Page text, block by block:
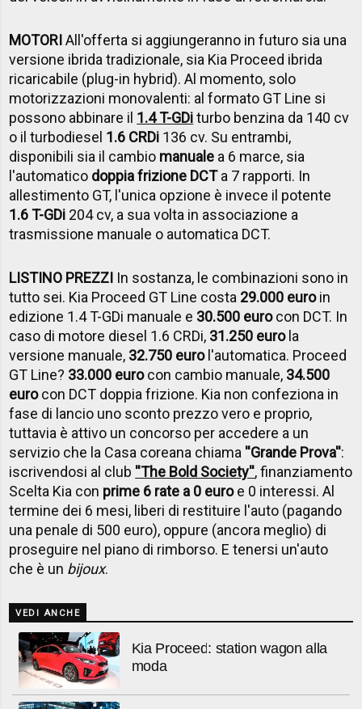
MOTORI All'offerta si aggiungeranno in futuro sia una
versione ibrida tradizionale, sia Kia Proceed ibrida
ricaricabile (plug-in hybrid). Al momento, solo
motorizzazioni monovalenti: al formato GT Line si
possono abbinare il 1.4 T-GDiturbo benzina da 140 cv
o il turbodiesel 1.6 CRDi 136 cv. Su entrambi,
disponibili sia il cambio manuale a 6 marce, sia
l'automatico doppia frizione DCTa 7 rapporti. In
allestimento GT, l'unica opzione è invece il potente
1.6 T-GDi 204 cv, a sua volta in associazione a
trasmissione manuale o automatica DCT.
LISTINO PREZZI In sostanza, le combinazioni sono in
tutto sei. Kia Proceed GT Line costa 29.000 euroin
edizione 1.4 T-GDi manuale e 30.500 eurocon DCT. In
caso di motore diesel 1.6 CRDi, 31.250 eurola
versione manuale, 32.750 eurol'automatica. Proceed
GT Line? 33.000 eurocon cambio manuale, 34.500
eurocon DCT doppia frizione. Kia non confeziona in
fase di lancio uno sconto prezzo vero e proprio,
tuttavia è attivo un concorso per accedere a un
servizio che la Casa coreana chiama ''Grande Prova'':
iscrivendosi al club ''The Bold Society'', finanziamento
Scelta Kia con prime 6 rate a 0 euroe 0 interessi. Al
termine dei 6 mesi, liberi di restituire l'auto (pagando
una penale di 500 euro), oppure (ancora meglio) di
proseguire nel piano di rimborso. E tenersi un'auto
che è un bijoux.
VEDI ANCHE
Kia Proceed: station wagon alla
moda